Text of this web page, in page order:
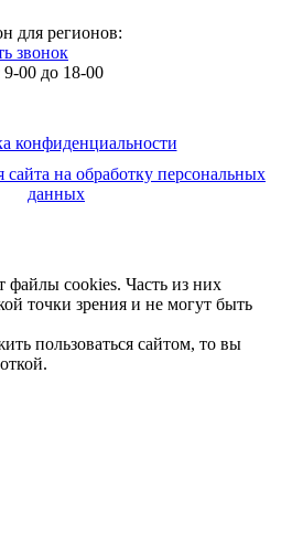
для регионов:
звонок
00 до 18-00
конфиденциальности
сайта на обработку персональных
данных
файлы cookies. Часть из них
точки зрения и не могут быть
пользоваться сайтом, то вы